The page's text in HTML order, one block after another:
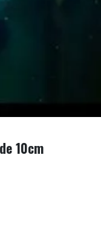
10cm